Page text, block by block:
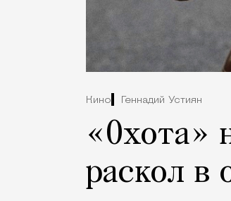
Кино Геннадий Устиян
«Охота»
раскол в